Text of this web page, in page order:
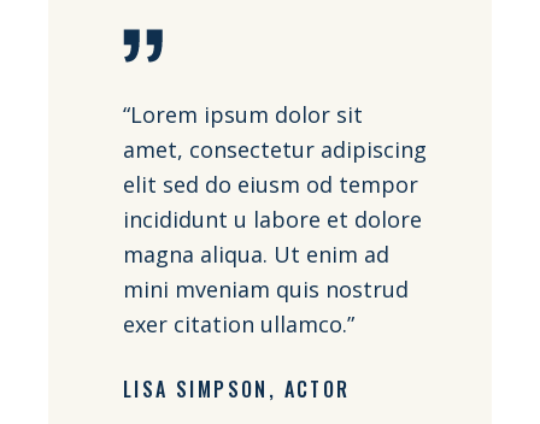
“Lorem ipsum dolor sit
amet, consectetur adipiscing
elit sed do eiusm od tempor
incididunt u labore et dolore
magna aliqua. Ut enim ad
mini mveniam quis nostrud
exer citation ullamco.”
LISA SIMPSON ACTOR